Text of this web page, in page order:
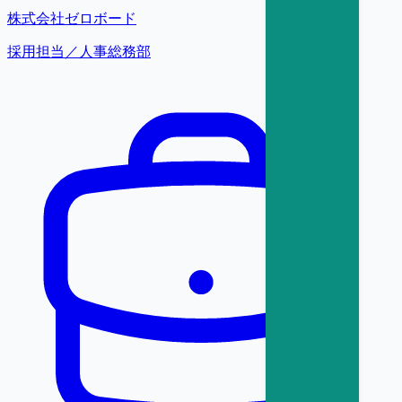
株式会社ゼロボード
採用担当／人事総務部